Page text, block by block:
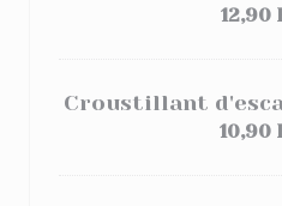
12,90
Croustillant
10,90